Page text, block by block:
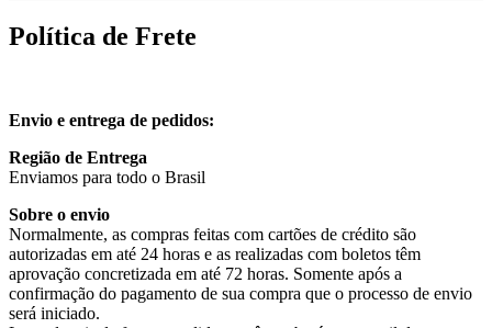
Política de Frete
Envio e entrega de pedidos:
Região de Entrega
Enviamos para todo o Brasil
Sobre o envio
Normalmente, as compras feitas com cartões de crédito são
autorizadas em até 24 horas e as realizadas com boletos têm
aprovação concretizada em até 72 horas. Somente após a
confirmação do pagamento de sua compra que o processo de envio
será iniciado.